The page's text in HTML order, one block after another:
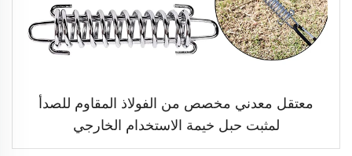
معتقل معدني مخصص من الفولاذ المقاوم للصدأ
لمثبت حبل خيمة الاستخدام الخارجي